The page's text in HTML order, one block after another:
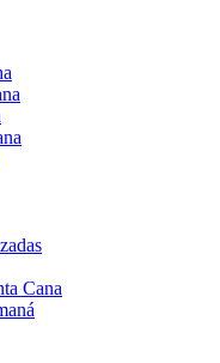
Cana